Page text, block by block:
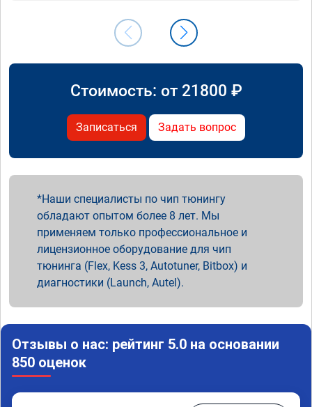
Стоимость: от 21800 ₽
Записаться Задать вопрос
Наши специалисты по чип тюнингу
обладают опытом более 8 лет. Мы
применяем только профессиональное и
лицензионное оборудование для чип
тюнинга (Flex, Kess 3, Autotuner, Bitbox) и
диагностики (Launch, Autel).
Отзывы о нас: рейтинг 5.0 на основании
850 оценок